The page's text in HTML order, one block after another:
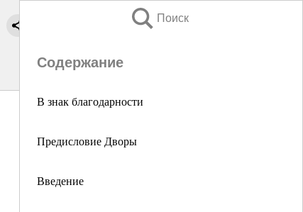
Поиск
Содержание
В знак благодарности
Предисловие Дворы
Введение